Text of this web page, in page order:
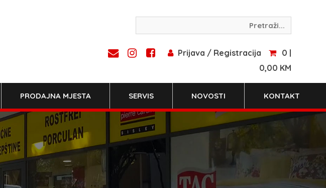
Prijava / Registracija
0 |
0,00 KM
PRODAJNA MJESTA SERVIS NOVOSTI KONTAKT